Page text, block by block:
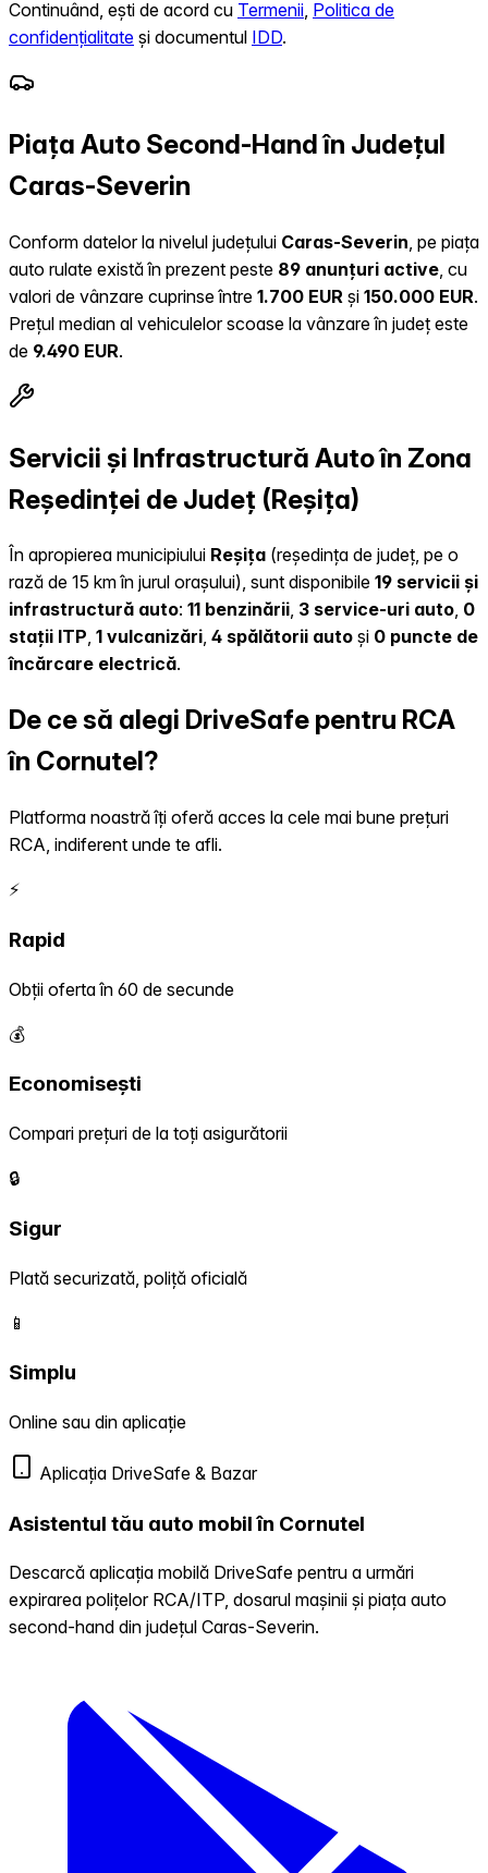
Continuând, ești de acord cu Termenii Politica de
confidențialitate și documentul IDD.
Piața Auto Second-Hand în Județul
Caras-Severin
Conform datelor la nivelul județului Caras-Severin , pe piața
auto rulate există în prezent peste 89 anunțuri active , cu
valori de vânzare cuprinse între 1.700 EUR și 150.000 EUR.
Prețul median al vehiculelor scoase la vânzare în județ este
de 9.490 EUR.
Servicii și Infrastructură Auto în Zona
Reședinței de Județ (Reșița)
În apropierea municipiului Reșița (reședința de județ, pe o
rază de 15 km în jurul orașului), sunt disponibile 19 servicii și
infrastructură auto: 11 benzinării, 3 service-uri auto, 0
stații ITP, 1 vulcanizări, 4 spălătorii auto și 0 puncte de
încărcare electrică.
De ce să alegi DriveSafe pentru RCA
în Cornutel?
Platforma noastră îți oferă acces la cele mai bune prețuri
RCA, indiferent unde te afli.
⚡
Rapid
Obții oferta în 60 de secunde
💰
Economisești
Compari prețuri de la toți asigurătorii
🔒
Sigur
Plată securizată, poliță oficială
📱
Simplu
Online sau din aplicație
Aplicația DriveSafe & Bazar
Asistentul tău auto mobil în Cornutel
Descarcă aplicația mobilă DriveSafe pentru a urmări
expirarea polițelor RCA/ITP, dosarul mașinii și piața auto
second-hand din județul Caras-Severin.